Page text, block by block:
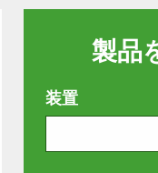
製品
装置